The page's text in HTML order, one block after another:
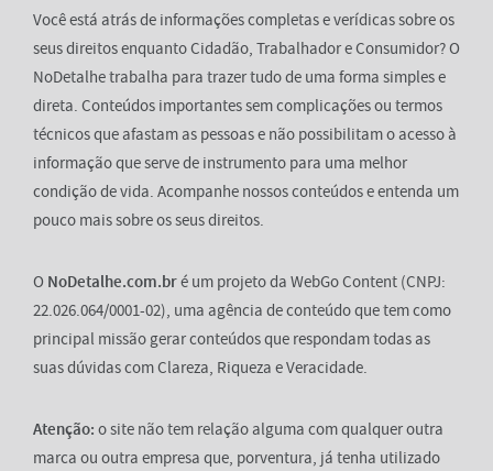
Você está atrás de informações completas e verídicas sobre os
seus direitos enquanto Cidadão, Trabalhador e Consumidor? O
NoDetalhe trabalha para trazer tudo de uma forma simples e
direta. Conteúdos importantes sem complicações ou termos
técnicos que afastam as pessoas e não possibilitam o acesso à
informação que serve de instrumento para uma melhor
condição de vida. Acompanhe nossos conteúdos e entenda um
pouco mais sobre os seus direitos.
O NoDetalhe.com.bré um projeto da WebGo Content (CNPJ:
22.026.064/0001-02), uma agência de conteúdo que tem como
principal missão gerar conteúdos que respondam todas as
suas dúvidas com Clareza, Riqueza e Veracidade.
Atenção: o site não tem relação alguma com qualquer outra
marca ou outra empresa que, porventura, já tenha utilizado